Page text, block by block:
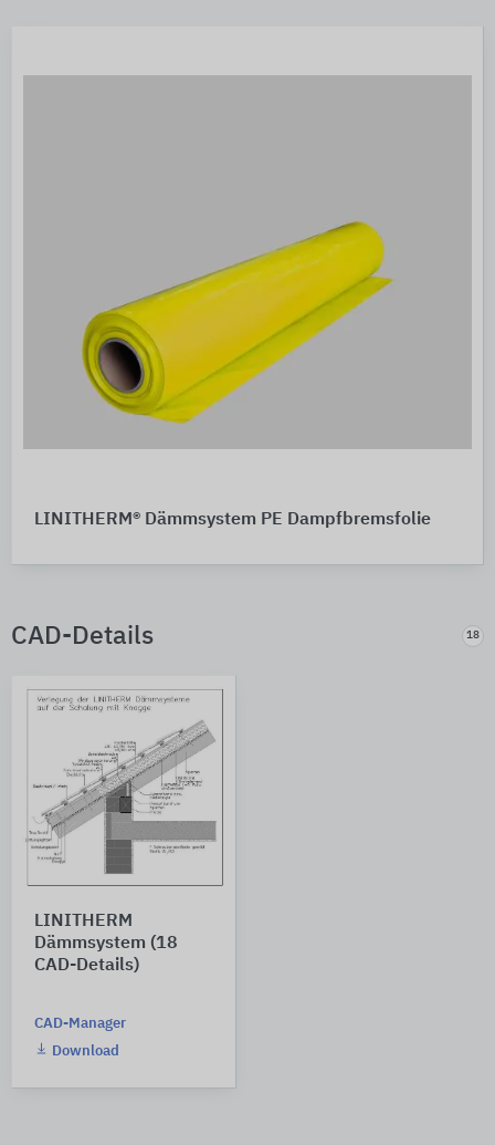
LINITHERM® Dämmsystem PE Dampfbremsfolie
CAD-Details 18
LINITHERM
Dämmsystem (18
CAD-Details)
CAD-Manager
Download